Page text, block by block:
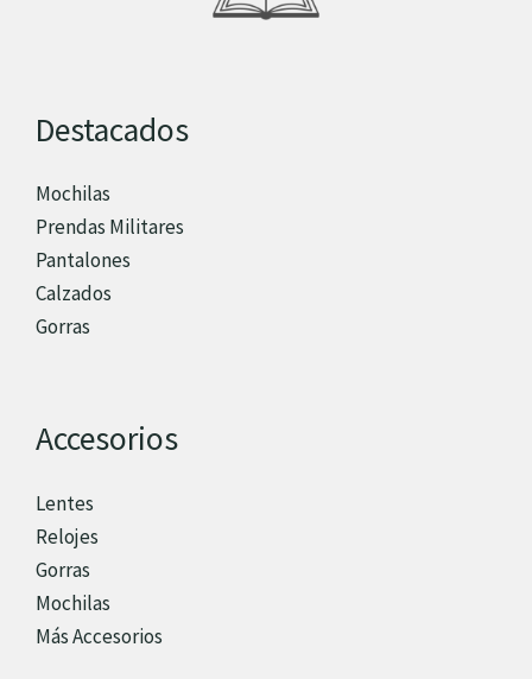
Destacados
Mochilas
Prendas Militares
Pantalones
Calzados
Gorras
Accesorios
Lentes
Relojes
Gorras
Mochilas
Más Accesorios